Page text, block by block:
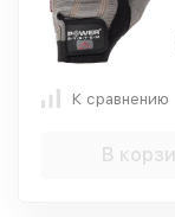
К сравнению
В